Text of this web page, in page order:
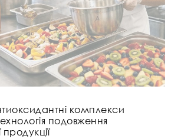
комплекси
подовження
продукції